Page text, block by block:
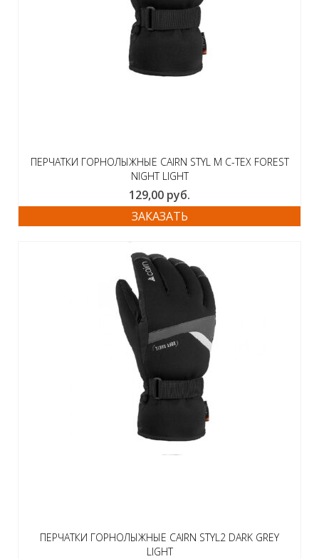
ПЕРЧАТКИ ГОРНОЛЫЖНЫЕ CAIRN STYL M C-TEX FOREST
NIGHT LIGHT
129,00 руб.
ЗАКАЗАТЬ
ПЕРЧАТКИ ГОРНОЛЫЖНЫЕ CAIRN STYL2 DARK GREY
LIGHT